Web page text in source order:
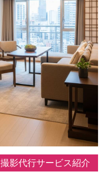
撮影代行サービス紹介